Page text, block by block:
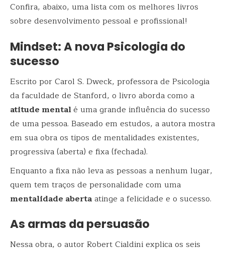
Confira, abaixo, uma lista com os melhores livros
sobre desenvolvimento pessoal e profissional!
Mindset: A nova Psicologia do
sucesso
Escrito por Carol S. Dweck, professora de Psicologia
da faculdade de Stanford, o livro aborda como a
atitude mentalé uma grande influência do sucesso
de uma pessoa. Baseado em estudos, a autora mostra
em sua obra os tipos de mentalidades existentes,
progressiva (aberta) e fixa (fechada).
Enquanto a fixa não leva as pessoas a nenhum lugar,
quem tem traços de personalidade com uma
mentalidade abertaatinge a felicidade e o sucesso.
As armas da persuasão
Nessa obra, o autor Robert Cialdini explica os seis